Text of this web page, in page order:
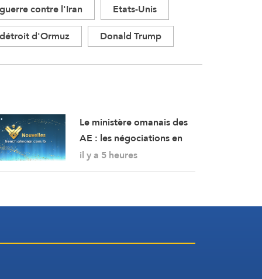
guerre contre l'Iran
Etats-Unis
détroit d'Ormuz
Donald Trump
Le ministère omanais des
AE : les négociations en
cours concernant les
il y a 5 heures